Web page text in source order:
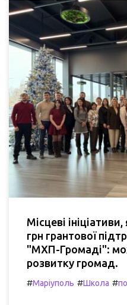
Місцеві
грн грантової
"МХП-Громаді":
розвитку громад.
#Маріуполь #Школа #